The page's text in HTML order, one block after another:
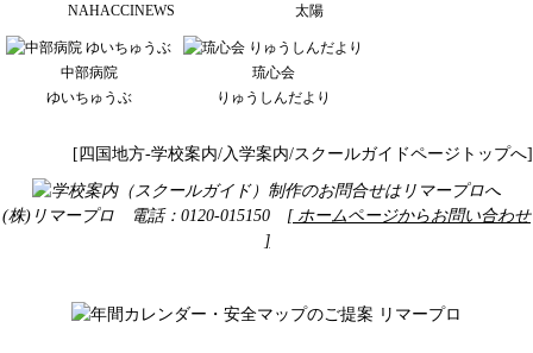
NAHACCINEWS
太陽
中部病院
ゆいちゅうぶ
琉心会
りゅうしんだより
[四国地方-学校案内/入学案内/スクールガイドページトップへ]
(株)リマープロ 電話：0120-015150 [ ホームページからお問い合わせ
]